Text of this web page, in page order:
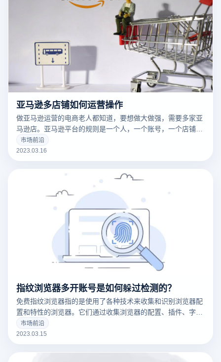
亚马逊多店铺如何运营操作
做亚马逊运营的电商老人都知道，要想做大做强，需要多家亚
马逊店。亚马逊平台的规则是一个人，一个账号，一个店铺。
这样做是为了保护卖家，防止卖家重复销售同样的产品。因为
亚马逊是一个强调产品的平台，而不是商店，也就是“重商品
竟，这是我们国内企业的老套路。当然，这种方式也是我们企
市场前沿
2023.03.16
指纹浏览器多开账号是如何躲过检测的？
免费指纹浏览器指的是使用了各种技术来收集和识别浏览器配
置和特性的浏览器。它们通过收集浏览器的配置、插件、字
体、操作系统版本等信息来创建一个唯一的浏览器指纹，这可
以用于追踪用户的在线行为。
市场前沿
2023.03.15